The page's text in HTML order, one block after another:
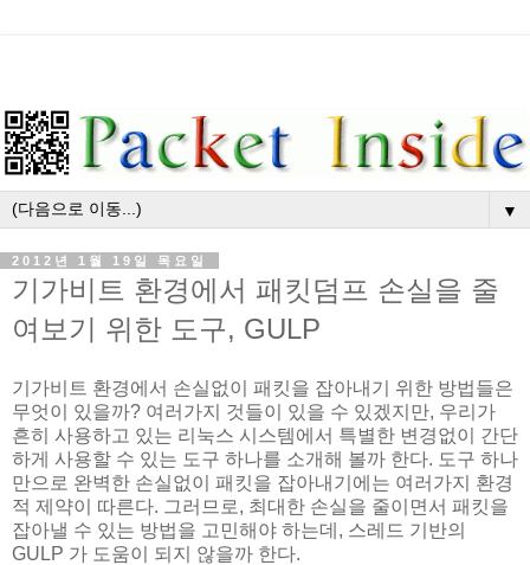
▼
2012년 1월 19일 목요일
기가비트 환경에서 패킷덤프 손실을 줄
여보기 위한 도구, GULP
기가비트 환경에서 손실없이 패킷을 잡아내기 위한 방법들은
무엇이 있을까? 여러가지 것들이 있을 수 있겠지만, 우리가
흔히 사용하고 있는 리눅스 시스템에서 특별한 변경없이 간단
하게 사용할 수 있는 도구 하나를 소개해 볼까 한다. 도구 하나
만으로 완벽한 손실없이 패킷을 잡아내기에는 여러가지 환경
적 제약이 따른다. 그러므로, 최대한 손실을 줄이면서 패킷을
잡아낼 수 있는 방법을 고민해야 하는데, 스레드 기반의
GULP 가 도움이 되지 않을까 한다.